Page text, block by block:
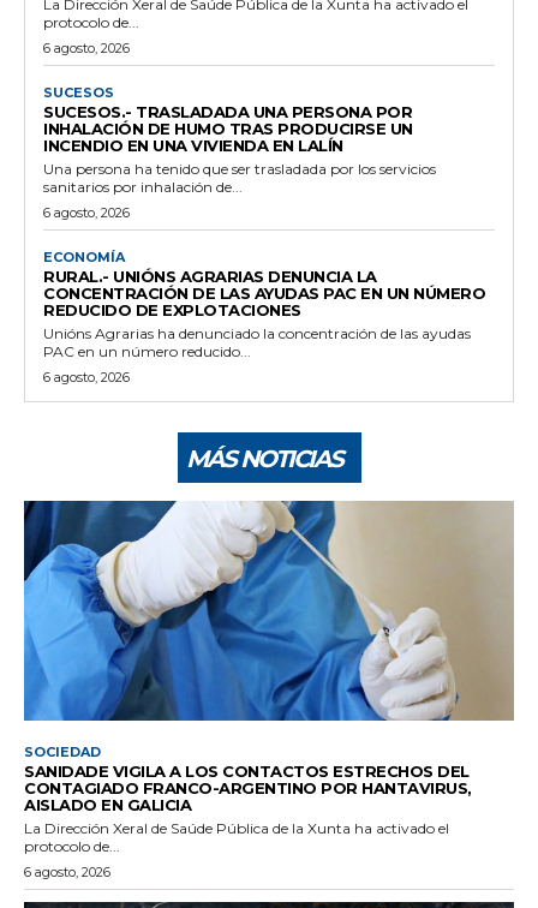
La Dirección Xeral de Saúde Pública de la Xunta ha activado el
protocolo de...
6 agosto, 2026
SUCESOS
SUCESOS.- TRASLADADA UNA PERSONA POR
INHALACIÓN DE HUMO TRAS PRODUCIRSE UN
INCENDIO EN UNA VIVIENDA EN LALÍN
Una persona ha tenido que ser trasladada por los servicios
sanitarios por inhalación de...
6 agosto, 2026
ECONOMÍA
RURAL.- UNIÓNS AGRARIAS DENUNCIA LA
CONCENTRACIÓN DE LAS AYUDAS PAC EN UN NÚMERO
REDUCIDO DE EXPLOTACIONES
Unións Agrarias ha denunciado la concentración de las ayudas
PAC en un número reducido...
6 agosto, 2026
MÁS NOTICIAS
SOCIEDAD
SANIDADE VIGILA A LOS CONTACTOS ESTRECHOS DEL
CONTAGIADO FRANCO-ARGENTINO POR HANTAVIRUS,
AISLADO EN GALICIA
La Dirección Xeral de Saúde Pública de la Xunta ha activado el
protocolo de...
6 agosto, 2026